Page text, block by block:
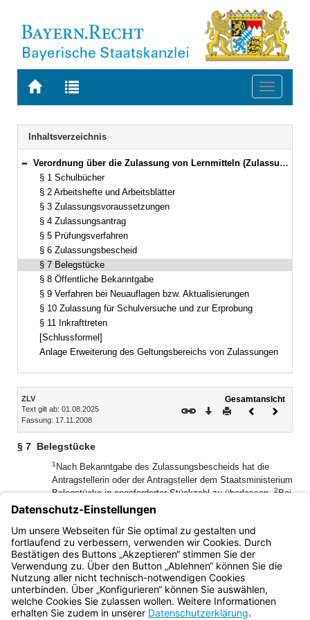
Zur
BAYERN.RECHT
Zur
letzten
Suche
Toggle
Navigation
Inhaltsverzeichnis
Bereich reduzieren
Verordnung über die Zulassung von Lernmitteln (Zulassungsverordnung – ZLV) Vom 17. November 2008 (GVBl. S. 902) BayRS 2230-3-1-1-K (§§ 1–11)
§ 1 Schulbücher
§ 2 Arbeitshefte und Arbeitsblätter
§ 3 Zulassungsvoraussetzungen
§ 4 Zulassungsantrag
§ 5 Prüfungsverfahren
§ 6 Zulassungsbescheid
§ 7 Belegstücke
§ 8 Öffentliche Bekanntgabe
§ 9 Verfahren bei Neuauflagen bzw. Aktualisierungen
§ 10 Zulassung für Schulversuche und zur Erprobung
§ 11 Inkrafttreten
[Schlussformel]
Anlage Erweiterung des Geltungsbereichs von Zulassungen
Inhalt
ZLV
Text gilt ab: 01.08.2025
Fassung: 17.11.2008
Gesamtansicht
Download
DruckenVorheriges
§ 7 Belegstücke
1 Nach Bekanntgabe des Zulassungsbescheids hat die
Antragstellerin oder der Antragsteller dem Staatsministerium
Belegstücke in angeforderter Stückzahl zu überlassen.2Bei
digitalen Lernmitteln sind das Datenträger.
gleichzeitig zu versichern, dass die Belegstücke mit den
Prüfstücken, die Gegenstand des Zulassungsbescheids
sind, inhaltlich übereinstimmen.
Bayern.de
BayernPortal